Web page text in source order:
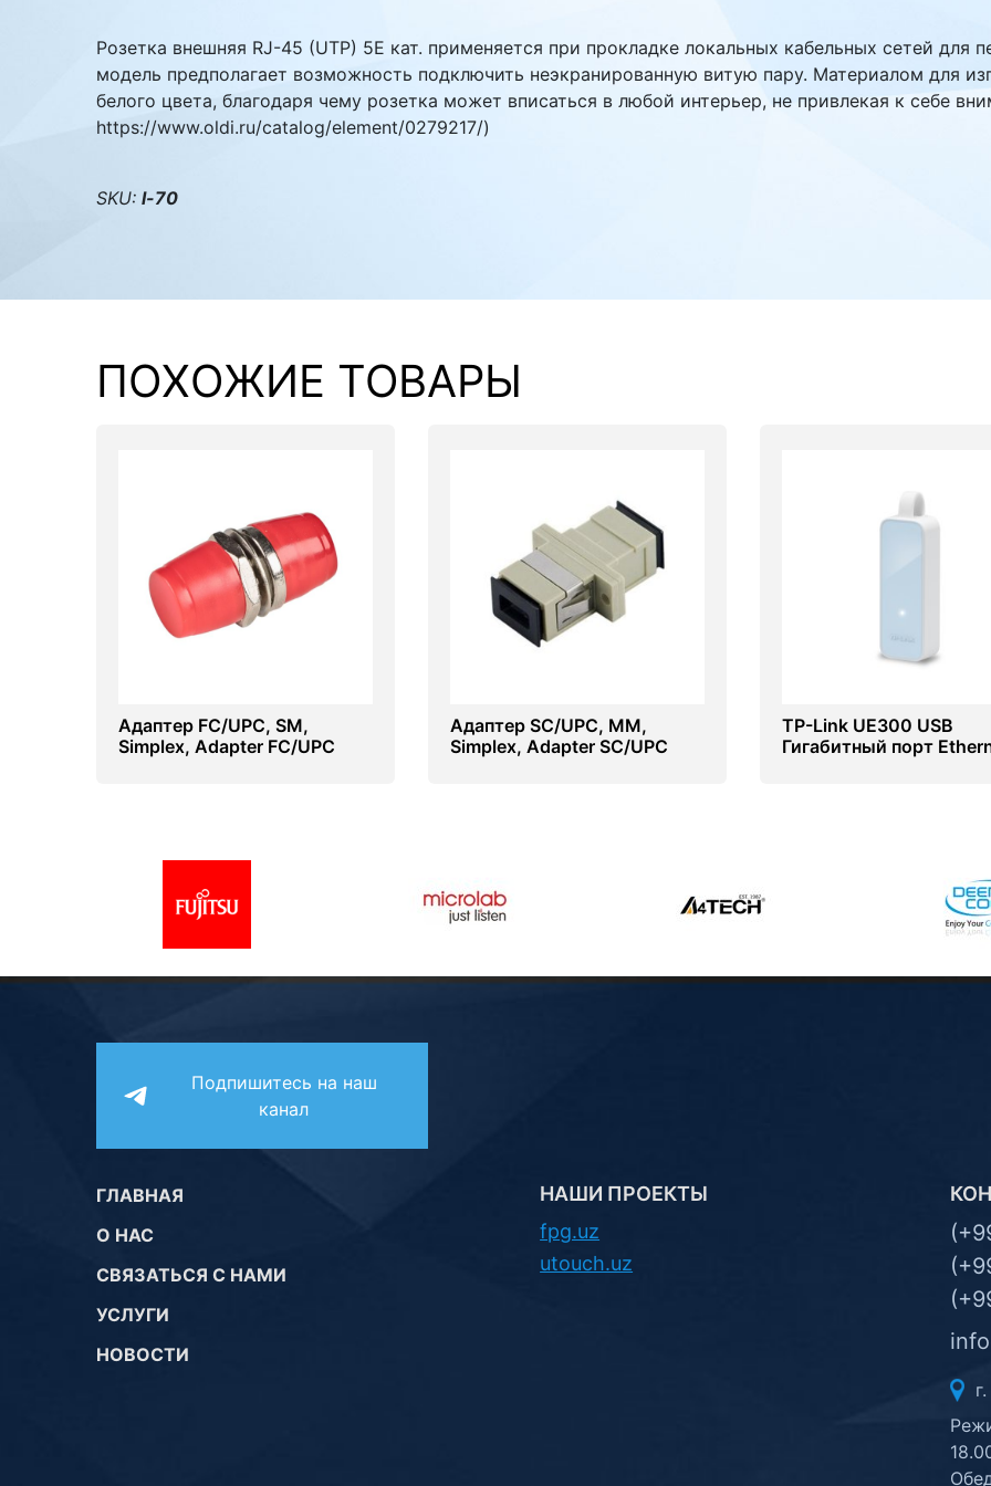
Комплектующие ПК
Розетка внешняя RJ-45 (UTP) 5E кат. применяется при прокладке локальных кабельных сетей
модель предполагает возможность подключить неэкранированную витую пару. Материалом для
белого цвета, благодаря чему розетка может вписаться в любой интерьер, не привлекая к себе
https://www.oldi.ru/catalog/element/0279217/)
SKU: l-70
ПОХОЖИЕ ТОВАРЫ
Адаптер FC/UPC, SM,
Simplex, Adapter FC/UPC
Адаптер SC/UPC, МM,
Simplex, Adapter SC/UPC
TP-Link UE300 USB
Гигабитный порт
Подпишитесь на наш
канал
ГЛАВНАЯ
О НАС
СВЯЗАТЬСЯ С НАМИ
УСЛУГИ
НОВОСТИ
НАШИ ПРОЕКТЫ
fpg.uz
utouch.uz